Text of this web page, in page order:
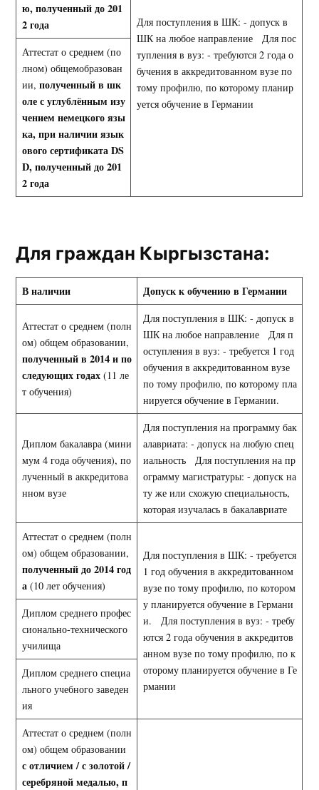
ю, полученный до 201
2 года
Для поступления в ШК: - допуск в
ШК на любое направление Для пос
тупления в вуз: - требуются 2 года о
бучения в аккредитованном вузе по
тому профилю, по которому планир
уется обучение в Германии
Аттестат о среднем (по
лном) общемобразован
ии, полученный в шк
оле с углублённым изу
чением немецкого язы
ка, при наличииязык
ового сертификатаDS
D, полученный до 201
2 года
Для граждан Кыргызстана:
В наличии Допуск к обучению в Германии
Аттестат о среднем (полн
ом) общем образовании,
полученный в 2014 и по
следующих годах (11 ле
т обучения)
Для поступления в ШК: - допуск в
ШК на любое направление Для п
оступления в вуз: - требуется 1 год
обучения в аккредитованном вузе
по тому профилю, по которому пла
нируется обучение в Германии.
Диплом бакалавра (мини
мум 4 года обучения), по
лученный в аккредитова
нном вузе
Для поступления на программу бак
алавриата: - допуск на любую спец
иальность Для поступления на пр
ограмму магистратуры: - допуск на
ту же или схожую специальность,
которая изучалась в бакалавриате
Аттестат о среднем (полн
ом) общем образовании,
полученный до 2014 год
а (10 лет обучения)
Для поступления в ШК: - требуется
1 год обучения в аккредитованном
вузе по тому профилю, по котором
у планируется обучение в Германи
и. Для поступления в вуз: - требу
ются 2 года обучения в аккредитов
анном вузе по тому профилю, по к
оторому планируется обучение в Ге
рмании
Диплом среднего профес
сионально-технического
училища
Диплом среднего специа
льного учебного заведен
ия
Аттестат о среднем (полн
ом) общем образовании
с отличием / с золотой /
серебряной медалью, п